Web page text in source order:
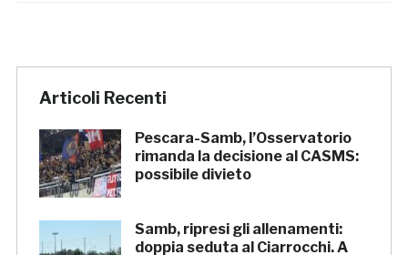
Articoli Recenti
Pescara-Samb, l’Osservatorio
rimanda la decisione al CASMS:
possibile divieto
Samb, ripresi gli allenamenti:
doppia seduta al Ciarrocchi. A